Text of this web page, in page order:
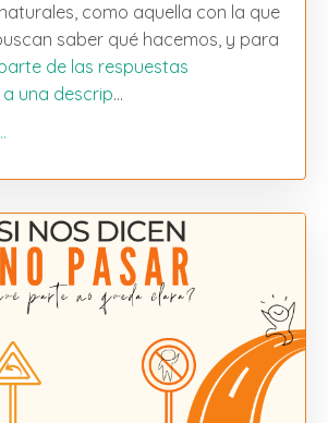
como aquella con la que
saber qué hacemos, y para
de las respuestas
una descrip...